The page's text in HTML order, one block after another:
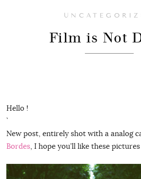
Film is Not
Hello !
`
New post, entirely shot with a analog
Bordes, I hope you’ll like these